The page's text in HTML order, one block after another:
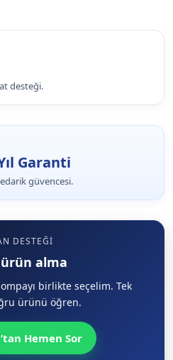
desteği.
Garanti
güvencesi.
DESTEĞI
ürün alma
birlikte seçelim. Tek
ürünü öğren.
Hemen Sor